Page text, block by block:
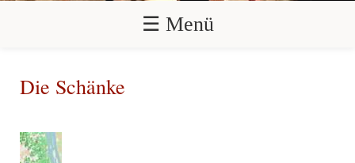
☰ Menü
Die Schänke